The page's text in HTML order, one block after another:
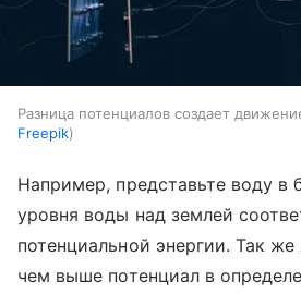
Разница потенциалов создает
Freepik
Например, представьте воду в
уровня воды над землей
потенциальной энергии. Так же
чем выше потенциал в